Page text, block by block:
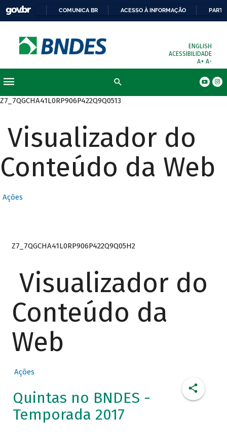
COMUNICA BR ACESSO À INFORMAÇÃO
ENGLISH
ACESSIBILIDADE
A+ A-
Z7_7QGCHA41L0RP906P422Q9Q0513
Visualizador do
Conteúdo da Web
Ações
Z7_7QGCHA41L0RP906P422Q9Q05H2
Visualizador do
Conteúdo da
Web
Ações
Quintas no BNDES -
Temporada 2017